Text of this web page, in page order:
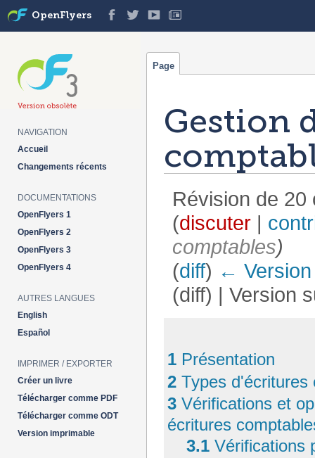
Gestion
Révision de
(discuter|
comptables)
(diff) ←
(diff) | Version
1 Présentation
2 Types d'écritures
3 Vérifications et
écritures
3.1 Vérifications
Page
OpenFlyers
NAVIGATION
Accueil
Changements récents
DOCUMENTATIONS
OpenFlyers 1
OpenFlyers 2
OpenFlyers 3
OpenFlyers 4
AUTRES LANGUES
English
Español
IMPRIMER / EXPORTER
Créer un livre
Télécharger comme PDF
Télécharger comme ODT
Version imprimable